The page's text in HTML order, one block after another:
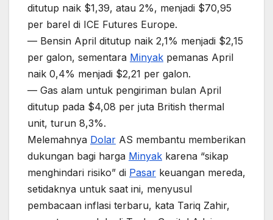
ditutup naik $1,39, atau 2%, menjadi $70,95
per barel di ICE Futures Europe.
— Bensin April ditutup naik 2,1% menjadi $2,15
per galon, sementara Minyak pemanas April
naik 0,4% menjadi $2,21 per galon.
— Gas alam untuk pengiriman bulan April
ditutup pada $4,08 per juta British thermal
unit, turun 8,3%.
Melemahnya Dolar AS membantu memberikan
dukungan bagi harga Minyak karena “sikap
menghindari risiko” di Pasar keuangan mereda,
setidaknya untuk saat ini, menyusul
pembacaan inflasi terbaru, kata Tariq Zahir,